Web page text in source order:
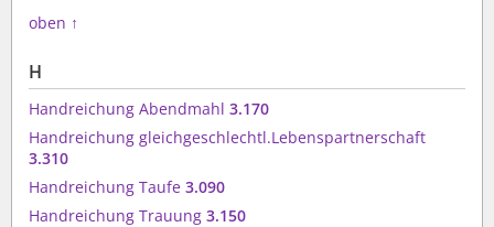
oben ↑
H
Handreichung Abendmahl 3.170
Handreichung gleichgeschlechtl.Lebenspartnerschaft
3.310
Handreichung Taufe 3.090
Handreichung Trauung 3.150